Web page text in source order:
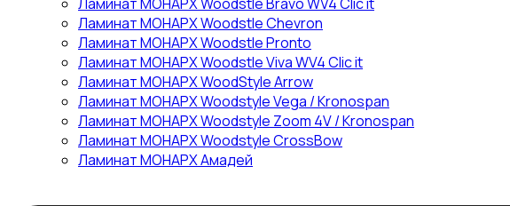
Ламинат МОНАРХ Woodstle Chevron
Ламинат МОНАРХ Woodstle Pronto
Ламинат МОНАРХ Woodstle Viva WV4 Clic it
Ламинат МОНАРХ WoodStyle Arrow
Ламинат МОНАРХ Woodstyle Vega / Kronospan
Ламинат МОНАРХ Woodstyle Zoom 4V / Kronospan
Ламинат МОНАРХ Woodstyle СrossBow
Ламинат МОНАРХ Амадей